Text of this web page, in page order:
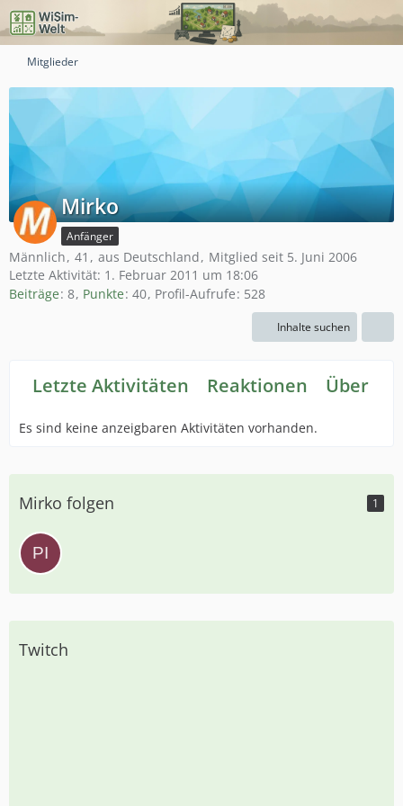
Mitglieder
Mirko
Anfänger
Männlich 41 aus Deutschland
Mitglied seit 5. Juni 2006
Letzte Aktivität: 1. Februar 2011 um 18:06
Beiträge 8 Punkte 40 Profil-Aufrufe 528
Inhalte suchen
Letzte Aktivitäten Reaktionen Über
Es sind keine anzeigbaren Aktivitäten vorhanden.
Mirko folgen 1
Twitch